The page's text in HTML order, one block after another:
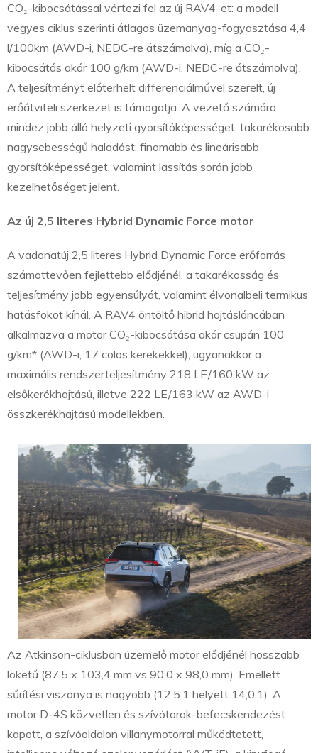
CO₂-kibocsátással vértezi fel az új RAV4-et: a modell
vegyes ciklus szerinti átlagos üzemanyag-fogyasztása 4,4
l/100km (AWD-i, NEDC-re átszámolva), míg a CO₂-
kibocsátás akár 100 g/km (AWD-i, NEDC-re átszámolva).
A teljesítményt előterhelt differenciálművel szerelt, új
erőátviteli szerkezet is támogatja. A vezető számára
mindez jobb álló helyzeti gyorsítóképességet, takarékosabb
nagysebességű haladást, finomabb és lineárisabb
gyorsítóképességet, valamint lassítás során jobb
kezelhetőséget jelent.
Az új 2,5 literes Hybrid Dynamic Force motor
A vadonatúj 2,5 literes Hybrid Dynamic Force erőforrás
számottevően fejlettebb elődjénél, a takarékosság és
teljesítmény jobb egyensúlyát, valamint élvonalbeli termikus
hatásfokot kínál. A RAV4 öntöltő hibrid hajtásláncában
alkalmazva a motor CO₂-kibocsátása akár csupán 100
g/km* (AWD-i, 17 colos kerekekkel), ugyanakkor a
maximális rendszerteljesítmény 218 LE/160 kW az
elsőkerékhajtású, illetve 222 LE/163 kW az AWD-i
összkerékhajtású modellekben.
Az Atkinson-ciklusban üzemelő motor elődjénél hosszabb
löketű (87,5 x 103,4 mm vs 90,0 x 98,0 mm). Emellett
sűrítési viszonya is nagyobb (12,5:1 helyett 14,0:1). A
motor D-4S közvetlen és szívótorok-befecskendezést
kapott, a szívóoldalon villanymotorral működtetett,